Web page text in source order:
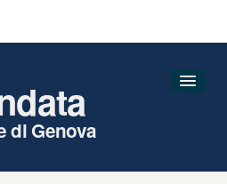
di Genova